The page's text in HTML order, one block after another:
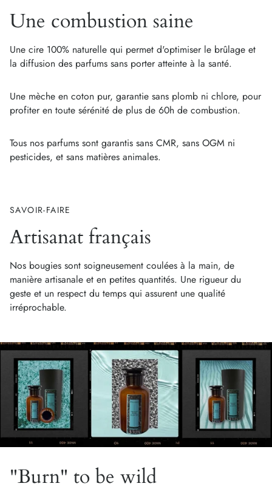
Une combustion saine
Une cire 100% naturelle qui permet d'optimiser le brûlage et
la diffusion des parfums sans porter atteinte à la santé.
Une mèche en coton pur, garantie sans plomb ni chlore, pour
profiter en toute sérénité de plus de 60h de combustion.
Tous nos parfums sont garantis sans CMR, sans OGM ni
pesticides, et sans matières animales.
SAVOIR-FAIRE
Artisanat français
Nos bougies sont soigneusement coulées à la main, de
manière artisanale et en petites quantités. Une rigueur du
geste et un respect du temps qui assurent une qualité
irréprochable.
"Burn" to be wild